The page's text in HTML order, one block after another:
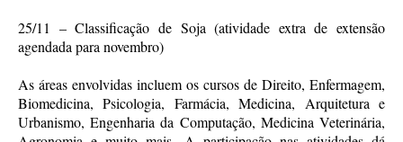
25/11 – Classificação de Soja (atividade extra de extensão
agendada para novembro)
As áreas envolvidas incluem os cursos de Direito, Enfermagem,
Biomedicina, Psicologia, Farmácia, Medicina, Arquitetura e
Urbanismo, Engenharia da Computação, Medicina Veterinária,